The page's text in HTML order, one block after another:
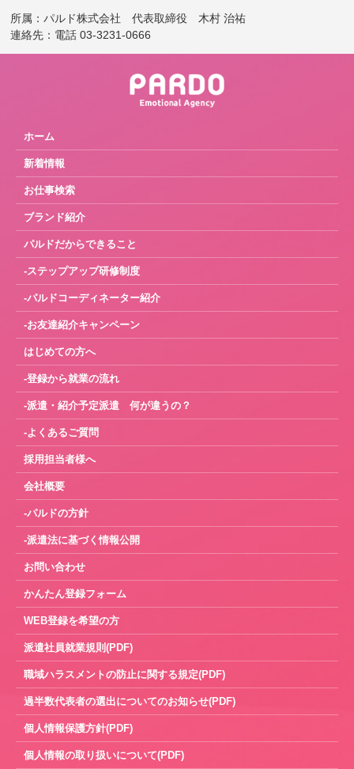
所属：パルド株式会社 代表取締役 木村 治祐
連絡先：電話 03-3231-0666
ホーム
新着情報
お仕事検索
ブランド紹介
パルドだからできること
-ステップアップ研修制度
-パルドコーディネーター紹介
-お友達紹介キャンペーン
はじめての方へ
-登録から就業の流れ
-派遣・紹介予定派遣 何が違うの？
-よくあるご質問
採用担当者様へ
会社概要
-パルドの方針
-派遣法に基づく情報公開
お問い合わせ
かんたん登録フォーム
WEB登録を希望の方
派遣社員就業規則(PDF)
職域ハラスメントの防止に関する規定(PDF)
過半数代表者の選出についてのお知らせ(PDF)
個人情報保護方針(PDF)
個人情報の取り扱いについて(PDF)